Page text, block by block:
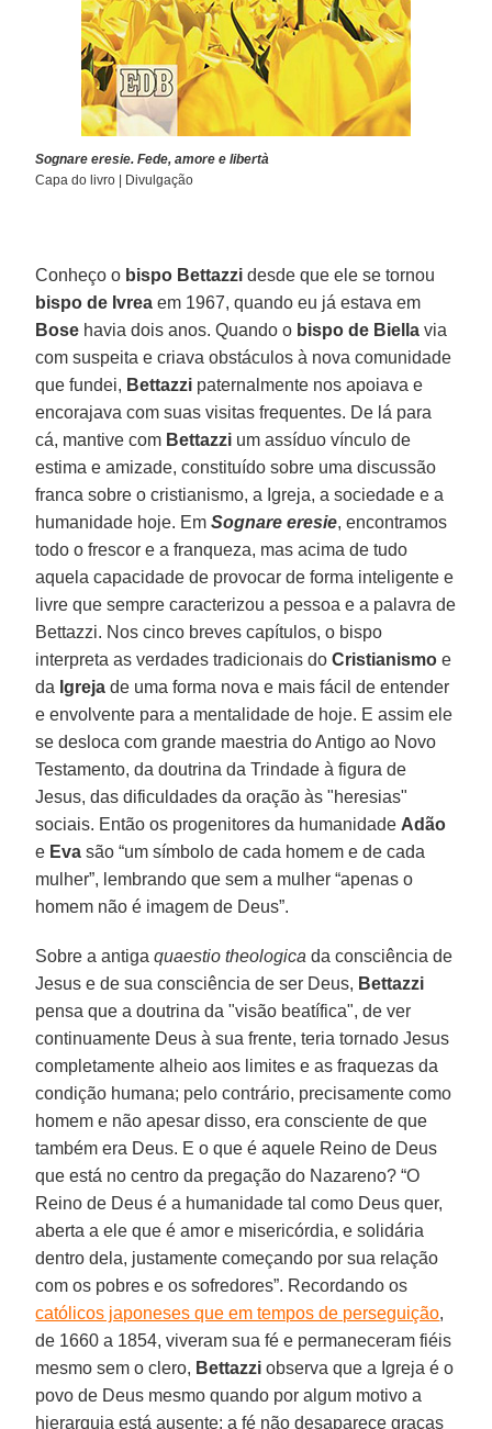
Sognare eresie. Fede, amore e libertà
Capa do livro | Divulgação
Conheço o bispo Bettazzi desde que ele se tornou
bispo de Ivrea em 1967, quando eu já estava em
Bose havia dois anos. Quando o bispo de Biella via
com suspeita e criava obstáculos à nova comunidade
que fundei, Bettazzi paternalmente nos apoiava e
encorajava com suas visitas frequentes. De lá para
cá, mantive com Bettazzi um assíduo vínculo de
estima e amizade, constituído sobre uma discussão
franca sobre o cristianismo, a Igreja, a sociedade e a
humanidade hoje. EmSognare eresie, encontramos
todo o frescor e a franqueza, mas acima de tudo
aquela capacidade de provocar de forma inteligente e
livre que sempre caracterizou a pessoa e a palavra de
Bettazzi. Nos cinco breves capítulos, o bispo
interpreta as verdades tradicionais doCristianismo e
da Igreja de uma forma nova e mais fácil de entender
e envolvente para a mentalidade de hoje. E assim ele
se desloca com grande maestria do Antigo ao Novo
Testamento, da doutrina da Trindade à figura de
Jesus, das dificuldades da oração às "heresias"
sociais. Então os progenitores da humanidade Adão
e Eva são “um símbolo de cada homem e de cada
mulher”, lembrando que sem a mulher “apenas o
homem não é imagem de Deus”.
Sobre a antigaquaestio theologica da consciência de
Jesus e de sua consciência de ser Deus, Bettazzi
pensa que a doutrina da "visão beatífica", de ver
continuamente Deus à sua frente, teria tornado Jesus
completamente alheio aos limites e as fraquezas da
condição humana; pelo contrário, precisamente como
homem e não apesar disso, era consciente de que
também era Deus. E o que é aquele Reino de Deus
que está no centro da pregação do Nazareno? “O
Reino de Deus é a humanidade tal como Deus quer,
aberta a ele que é amor e misericórdia, e solidária
dentro dela, justamente começando por sua relação
com os pobres e os sofredores”. Recordando os
católicos japoneses que em tempos de perseguição,
de 1660 a 1854, viveram sua fé e permaneceram fiéis
mesmo sem o clero, Bettazzi observa que a Igreja é o
povo de Deus mesmo quando por algum motivo a
hierarquia está ausente: a fé não desaparece graças